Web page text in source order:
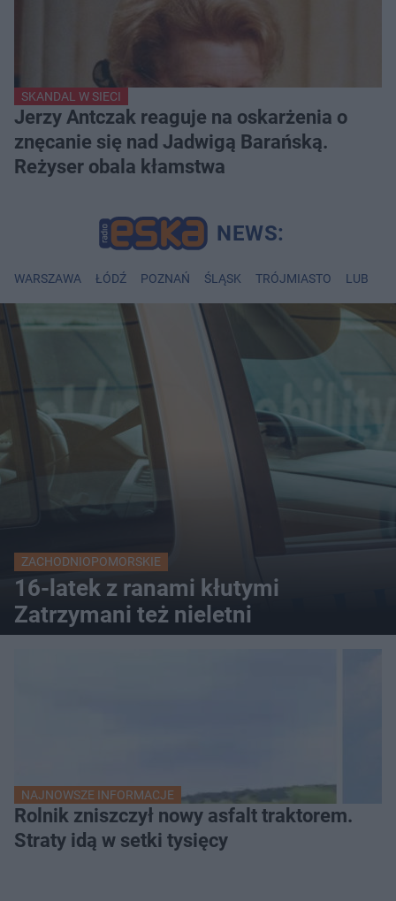
SKANDAL W SIECI
Jerzy Antczak reaguje na oskarżenia o
znęcanie się nad Jadwigą Barańską.
Reżyser obala kłamstwa
WARSZAWA ŁÓDŹ POZNAŃ ŚLĄSK TRÓJMIASTO LUBLIN
ZACHODNIOPOMORSKIE
16-latek z ranami kłutymi
Zatrzymani też nieletni
NAJNOWSZE INFORMACJE
Rolnik zniszczył nowy asfalt traktorem.
Straty idą w setki tysięcy